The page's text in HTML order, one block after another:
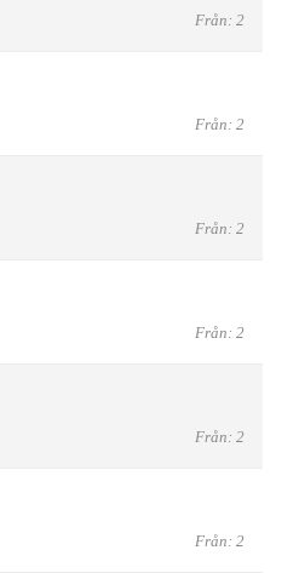
Från: 2
Från: 2
Från: 2
Från: 2
Från: 2
Från: 2